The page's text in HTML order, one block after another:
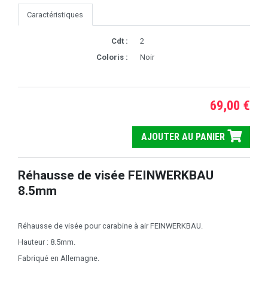
Caractéristiques
Cdt :
2
Coloris :
Noir
69,00 €
AJOUTER AU PANIER
Réhausse de visée FEINWERKBAU
8.5mm
Réhausse de visée pour carabine à air FEINWERKBAU.
Hauteur : 8.5mm.
Fabriqué en Allemagne.